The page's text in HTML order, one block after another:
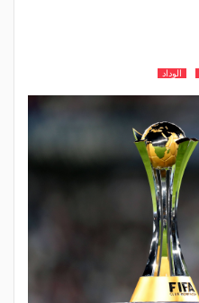
الوداد